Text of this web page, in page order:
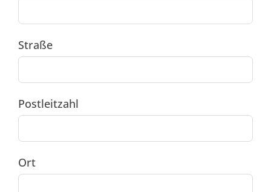
Straße
Postleitzahl
Ort